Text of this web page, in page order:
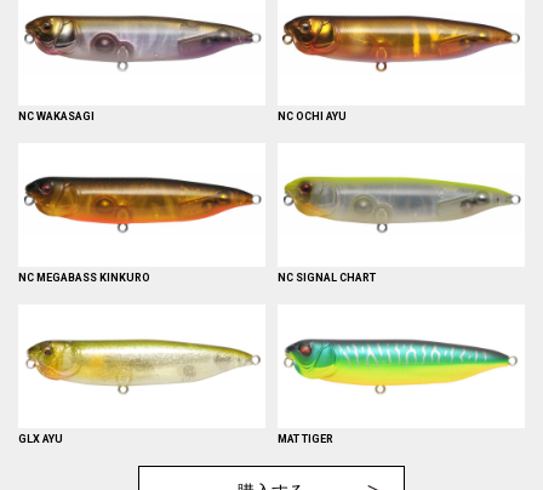
NC WAKASAGI NC OCHI AYU
NC MEGABASS KINKURO NC SIGNAL CHART
GLX AYU MAT TIGER